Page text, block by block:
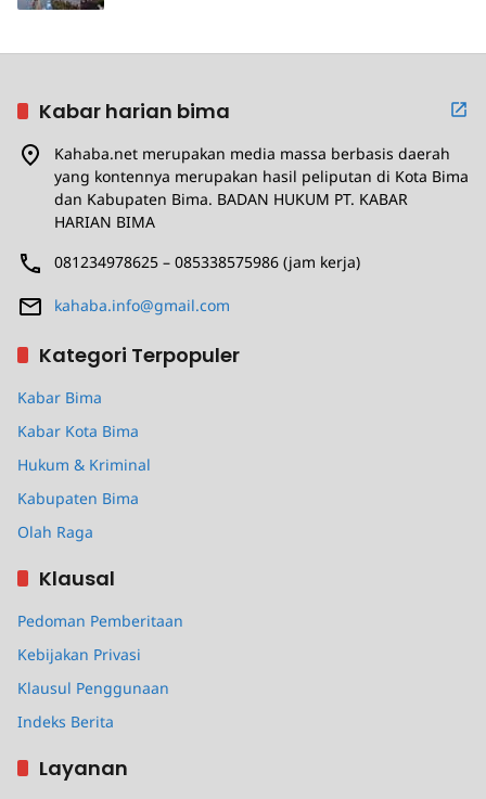
Kabar harian bima
Kahaba.net merupakan media massa berbasis daerah
yang kontennya merupakan hasil peliputan di Kota Bima
dan Kabupaten Bima. BADAN HUKUM PT. KABAR
HARIAN BIMA
081234978625 – 085338575986 (jam kerja)
kahaba.info@gmail.com
Kategori Terpopuler
Kabar Bima
Kabar Kota Bima
Hukum & Kriminal
Kabupaten Bima
Olah Raga
Klausal
Pedoman Pemberitaan
Kebijakan Privasi
Klausul Penggunaan
Indeks Berita
Layanan